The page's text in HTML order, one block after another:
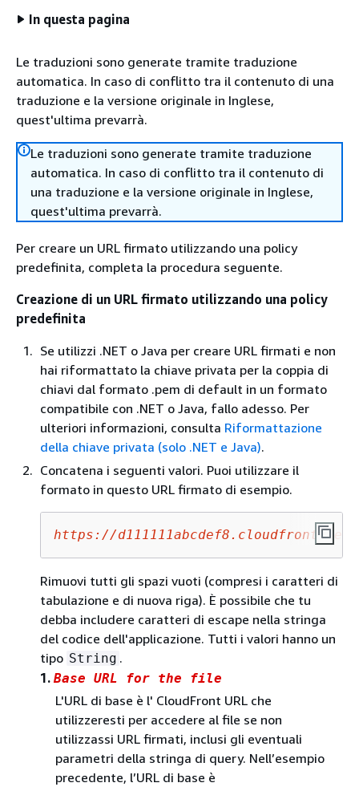
In questa pagina
Le traduzioni sono generate tramite traduzione
automatica. In caso di conflitto tra il contenuto di una
traduzione e la versione originale in Inglese,
quest'ultima prevarrà.
Le traduzioni sono generate tramite traduzione
automatica. In caso di conflitto tra il contenuto di
una traduzione e la versione originale in Inglese,
quest'ultima prevarrà.
Per creare un URL firmato utilizzando una policy
predefinita, completa la procedura seguente.
Creazione di un URL firmato utilizzando una policy
predefinita
Se utilizzi .NET o Java per creare URL firmati e non
hai riformattato la chiave privata per la coppia di
chiavi dal formato .pem di default in un formato
compatibile con .NET o Java, fallo adesso. Per
ulteriori informazioni, consulta Riformattazione
della chiave privata (solo .NET e Java).
Concatena i seguenti valori. Puoi utilizzare il
formato in questo URL firmato di esempio.
https://d111111abcdef8.cloudfront.net/
Rimuovi tutti gli spazi vuoti (compresi i caratteri di
tabulazione e di nuova riga). È possibile che tu
debba includere caratteri di escape nella stringa
del codice dell'applicazione. Tutti i valori hanno un
tipo String .
1. Base URL for the file
L'URL di base è l' CloudFront URL che
utilizzeresti per accedere al file se non
utilizzassi URL firmati, inclusi gli eventuali
parametri della stringa di query. Nell’esempio
precedente, l’URL di base è